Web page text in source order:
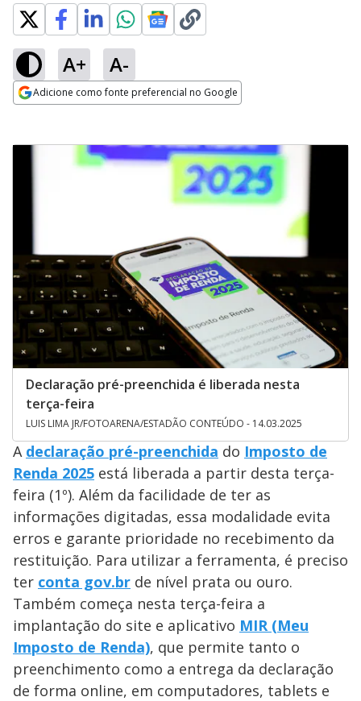
A+ A-
Adicione como fonte preferencial no Google
Declaração pré-preenchida é liberada nesta
terça-feira
LUIS LIMA JR/FOTOARENA/ESTADÃO CONTEÚDO - 14.03.2025
A declaração pré-preenchida do Imposto de
Renda 2025 está liberada a partir desta terça-
feira (1º). Além da facilidade de ter as
informações digitadas, essa modalidade evita
erros e garante prioridade no recebimento da
restituição. Para utilizar a ferramenta, é preciso
ter conta gov.br de nível prata ou ouro.
Também começa nesta terça-feira a
implantação do site e aplicativo MIR (Meu
Imposto de Renda), que permite tanto o
preenchimento como a entrega da declaração
de forma online, em computadores, tablets e